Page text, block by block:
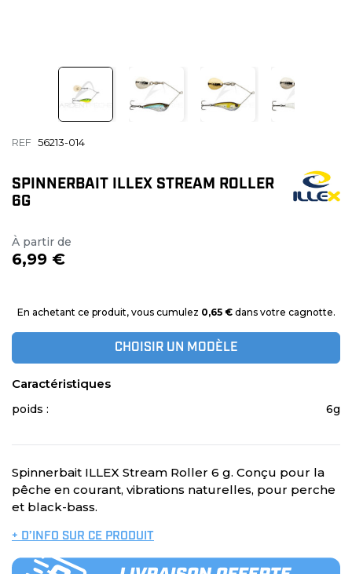
REF 56213-014
SPINNERBAIT ILLEX STREAM ROLLER
6G
À partir de
6,99 €
En achetant ce produit, vous cumulez 0,65 €dans votre cagnotte.
CHOISIR UN MODÈLE
Caractéristiques
poids : 6g
Spinnerbait ILLEX Stream Roller 6 g. Conçu pour la
pêche en courant, vibrations naturelles, pour perche
et black-bass.
+ D’INFO SUR CE PRODUIT